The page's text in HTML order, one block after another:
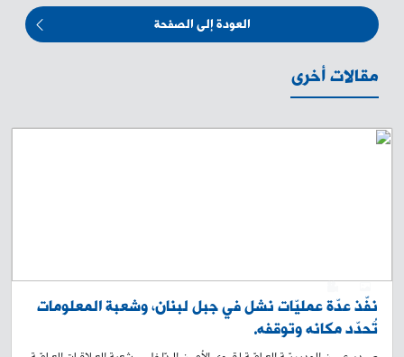
مقالات أخرى
العودة إلى الصفحة
نفّذ عدّة عمليّات نشل في جبل لبنان، وشعبة المعلومات
تُحدّد مكانه وتوقفه.